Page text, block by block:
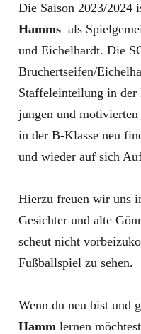
Die Saison 2023/2024
Hamms als
und Eichelhardt. Die
Bruchertseifen/
Staffeleinteilung in
jungen und
in der B-Klasse neu
und wieder auf sich
Hierzu freuen wir uns
Gesichter und alte
scheut nicht
Fußballspiel zu sehen.
Wenn du neu bist und
Hamm lernen